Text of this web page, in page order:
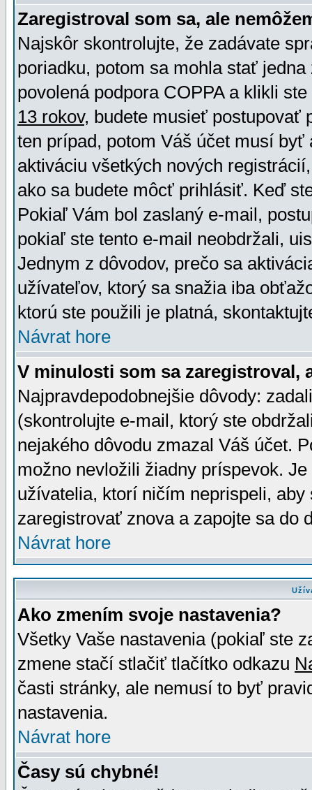
Zaregistroval som sa, ale
Najskôr skontrolujte, že zadávate
poriadku, potom sa mohla stať
povolená podpora COPPA a klikli
13 rokov, budete musieť postupovať
ten prípad, potom Váš účet musí
aktiváciu všetkých nových
ako sa budete môcť prihlásiť. Keď
Pokiaľ Vám bol zaslaný e-mail,
pokiaľ ste tento e-mail neobdržali,
Jednym z dôvodov, prečo sa
užívateľov, ktorý sa snažia iba
ktorú ste použili je platná,
Návrat hore
V minulosti som sa zaregistroval,
Najpravdepodobnejšie dôvody:
(skontrolujte e-mail, ktorý ste
nejakého dôvodu zmazal Váš účet.
možno nevložili žiadny príspevok.
užívatelia, ktorí ničím neprispeli,
zaregistrovať znova a zapojte sa do
Návrat hore
Ako zmením svoje nastavenia?
Všetky Vaše nastavenia (pokiaľ ste
zmene stačí stlačiť tlačítko odkazu
časti stránky, ale nemusí to byť
nastavenia.
Návrat hore
Časy sú chybné!